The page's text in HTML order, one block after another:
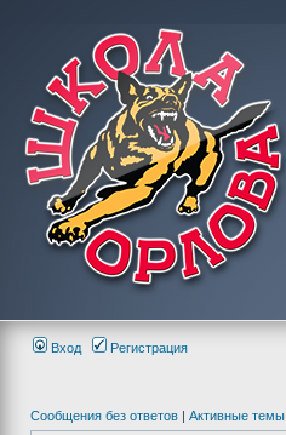
Вход Регистрация
Сообщения без ответов | Активные темы